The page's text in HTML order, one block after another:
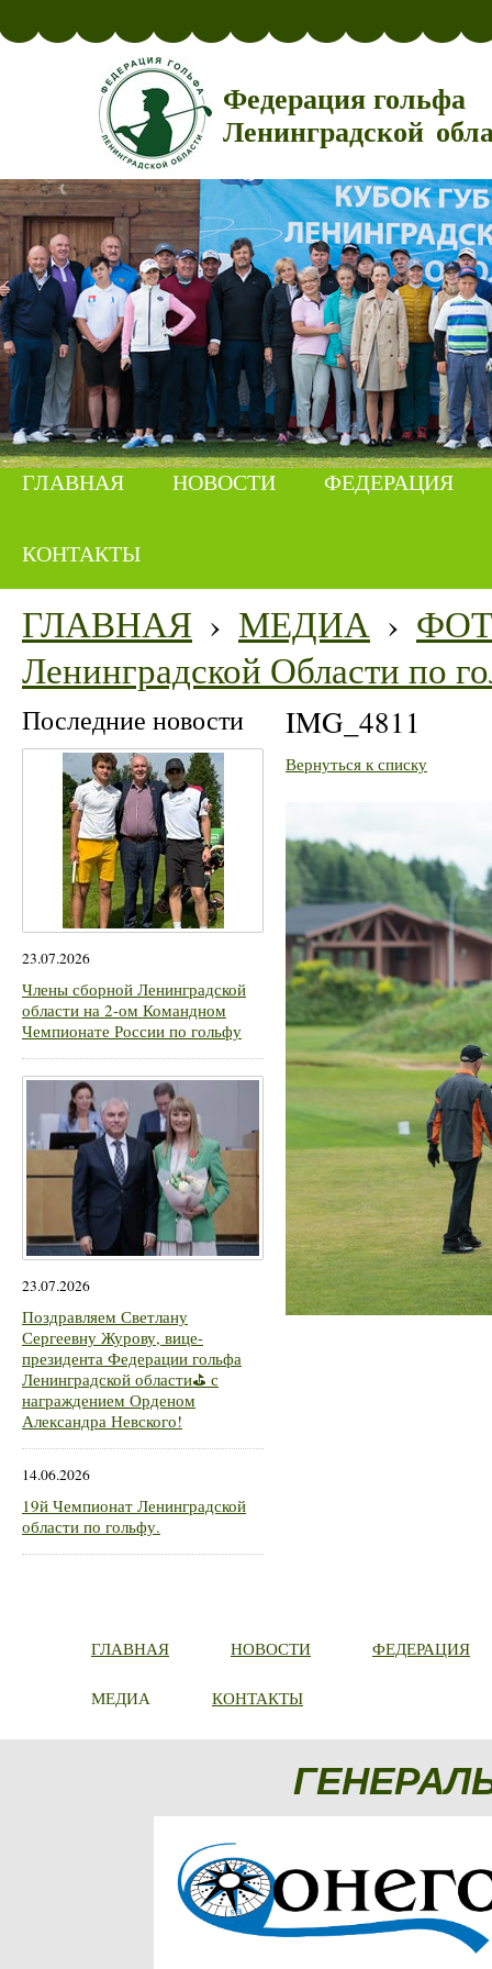
Федерация гольфа
Ленинградской
ГЛАВНАЯ НОВОСТИ ФЕДЕРАЦИЯ
КОНТАКТЫ
ГЛАВНАЯ › МЕДИА ›
Ленинградской Области по
Последние новости
23.07.2026
Члены сборной Ленинградской
области на 2-ом Командном
Чемпионате России по гольфу
23.07.2026
Поздравляем Светлану
Сергеевну Журову, вице-
президента Федерации гольфа
Ленинградской области⛳ с
награждением Орденом
Александра Невского!
14.06.2026
19й Чемпионат Ленинградской
области по гольфу.
IMG_4811
Вернуться к списку
ГЛАВНАЯ НОВОСТИ ФЕДЕРАЦИЯ
МЕДИА КОНТАКТЫ